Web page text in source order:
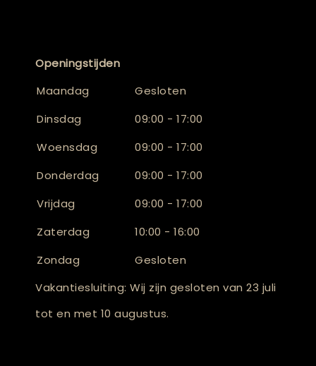
Openingstijden
Maandag
Gesloten
Dinsdag
09:00 - 17:00
Woensdag
09:00 - 17:00
Donderdag
09:00 - 17:00
Vrijdag
09:00 - 17:00
Zaterdag
10:00 - 16:00
Zondag
Gesloten
Vakantiesluiting: Wij zijn gesloten van 23 juli
tot en met 10 augustus.